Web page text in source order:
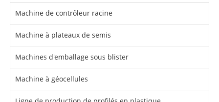
Machine de contrôleur racine
Machine à plateaux de semis
Machines d'emballage sous blister
Machine à géocellules